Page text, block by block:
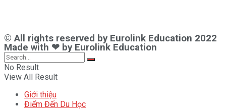
© All rights reserved by Eurolink Education 2022
Made with ❤ by Eurolink Education
No Result
View All Result
Giới thiệu
Điểm Đến Du Học